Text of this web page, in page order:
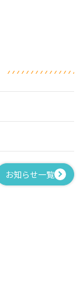
お知らせ一覧